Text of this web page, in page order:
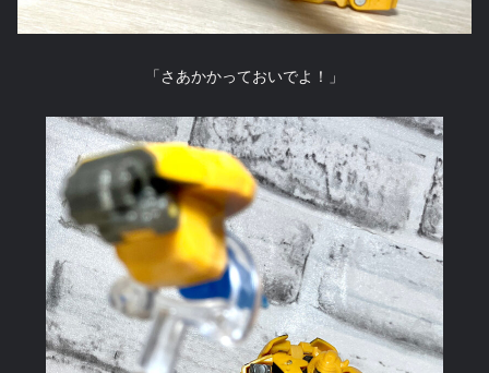
「さあかかっておいでよ！」